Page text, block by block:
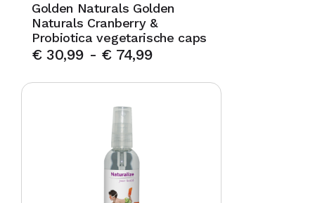
Golden Naturals Golden
Naturals Cranberry &
Probiotica vegetarische caps
€30,99 - €74,99